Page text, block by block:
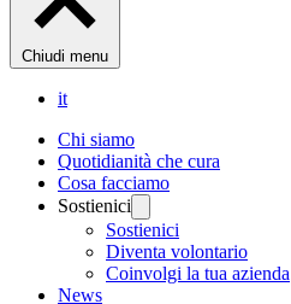
Chiudi menu
it
Chi siamo
Quotidianità che cura
Cosa facciamo
Sostienici
Sostienici
Diventa volontario
Coinvolgi la tua azienda
News